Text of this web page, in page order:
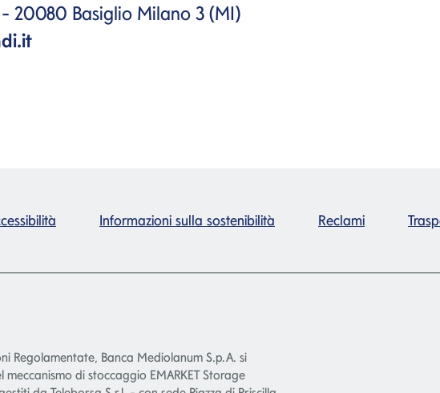
20080 Basiglio Milano 3 (MI)
Informazioni sulla sostenibilità Reclami
Regolamentate, Banca Mediolanum S.p.A. si
meccanismo di stoccaggio EMARKET Storage